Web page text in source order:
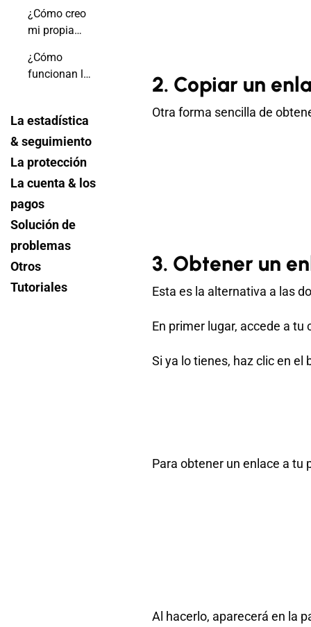
virtual?
¿Cómo creo
mi propia
móvil
flipbook?
¿Cómo
funcionan las
La estadística
& seguimiento
La protección
La cuenta & los
pagos
Solución de
problemas
Otros
Tutoriales
2. Copiar un
Otra forma sencilla de
3. Obtener un
Esta es la alternativa a las
En primer lugar, accede a
Si ya lo tienes, haz clic en el
Para obtener un enlace a tu
Al hacerlo, aparecerá en la